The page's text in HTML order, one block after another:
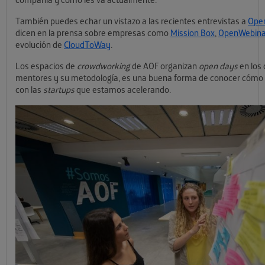
También puedes echar un vistazo a las recientes entrevistas a
dicen en la prensa sobre empresas como Mission Box,
evolución de CloudToWay.
Los espacios de crowdworkingde AOF organizan open daysen los
mentores y su metodología, es una buena forma de conocer
con las startupsque estamos acelerando.